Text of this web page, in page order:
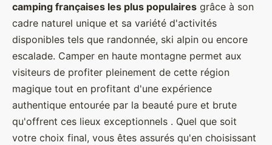
camping françaises les plus populaires grâce à son
cadre naturel unique et sa variété d'activités
disponibles tels que randonnée, ski alpin ou encore
escalade. Camper en haute montagne permet aux
visiteurs de profiter pleinement de cette région
magique tout en profitant d'une expérience
authentique entourée par la beauté pure et brute
qu'offrent ces lieux exceptionnels . Quel que soit
votre choix final, vous êtes assurés qu'en choisissant